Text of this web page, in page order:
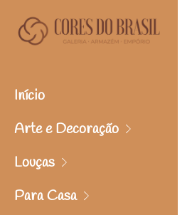
Início
Arte e Decoração
Louças
Para Casa